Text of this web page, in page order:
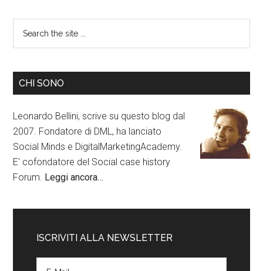
CHI SONO
Leonardo Bellini, scrive su questo blog dal
2007. Fondatore di DML, ha lanciato
Social Minds e DigitalMarketingAcademy.
E' cofondatore del Social case history
Forum. Leggi ancora…
ISCRIVITI ALLA NEWSLETTER